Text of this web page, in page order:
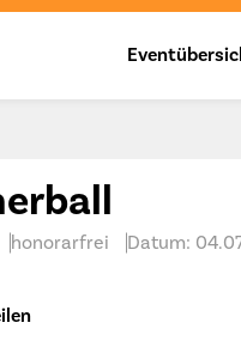
honorarfrei Datum: